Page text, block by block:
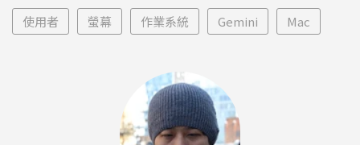
使用者 螢幕 作業系統 Gemini Mac